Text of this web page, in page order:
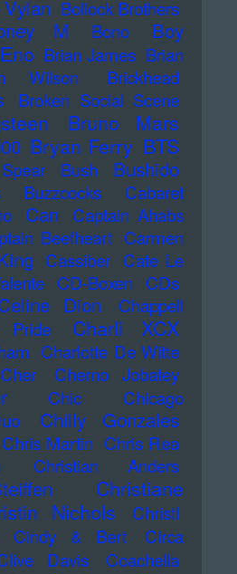
Bollock Brothers
M Bono
Boy
Brian James Brian
Wilson Brickhead
Broken Social Scene
Bruno Mars
Bryan Ferry BTS
Bush Bushido
Buzzcocks
Cabaret
Can
Captain Ahabs
Beefheart Carmen
Cassiber Cate Le
CD-Boxen
CDs
Dion
Chappell
Pride Charli XCX
Charlotte De Witte
Cher Cherno Jobatey
Chic
Chicago
Chilly Gonzales
Chris Martin Chris Rea
Christian Anders
Christiane
Nichols Christl
Cindy & Bert
Circa
Davis
Coachella